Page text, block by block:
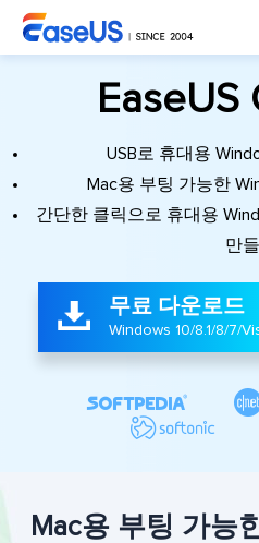
EaseUS
USB로 휴대용
Mac용 부팅 가능한
간단한 클릭으로 휴대용
만들
 무료 다운로드
Windows 10/8.1/8/7/


Mac용 부팅 가능